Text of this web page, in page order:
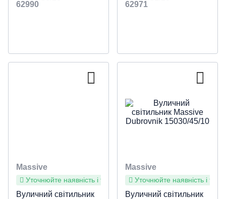
62990
62971
Massive
Уточнюйте наявність і терміни
Вуличний світильник
Massive
Уточнюйте наявність і
Вуличний світильник